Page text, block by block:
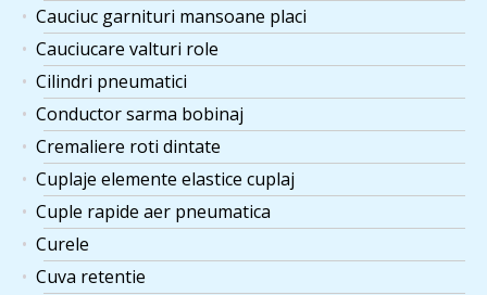
Cauciuc garnituri mansoane placi
Cauciucare valturi role
Cilindri pneumatici
Conductor sarma bobinaj
Cremaliere roti dintate
Cuplaje elemente elastice cuplaj
Cuple rapide aer pneumatica
Curele
Cuva retentie